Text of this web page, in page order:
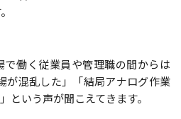
で働く従業員や管理職の間からは
が混乱した」「結局アナログ作業
という声が聞こえてきます。